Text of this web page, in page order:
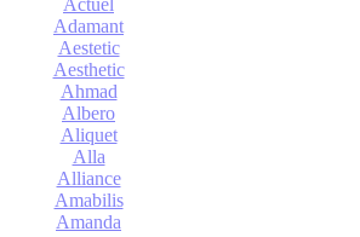
Adamant
Aestetic
Aesthetic
Ahmad
Albero
Aliquet
Alla
Alliance
Amabilis
Amanda